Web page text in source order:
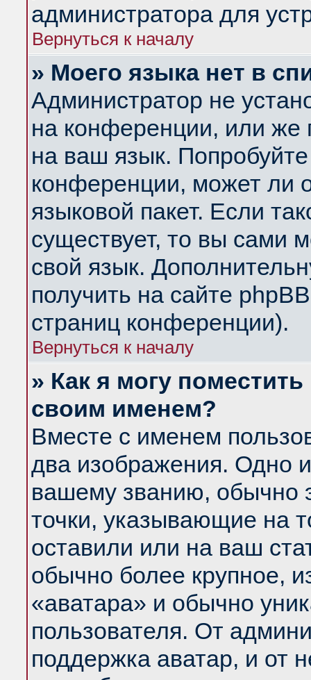
администратора для
Вернуться к началу
» Моего языка нет в
Администратор не
на конференции, или же
на ваш язык.
конференции, может ли
языковой пакет. Если
существует, то вы сами
свой язык.
получить на сайте
страниц конференции).
Вернуться к началу
» Как я могу
своим именем?
Вместе с именем
два изображения. Одно
вашему званию, обычно
точки, указывающие на
оставили или на ваш
обычно более крупное,
«аватара» и обычно
пользователя. От
поддержка аватар, и от